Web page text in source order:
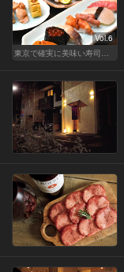
Vol.6